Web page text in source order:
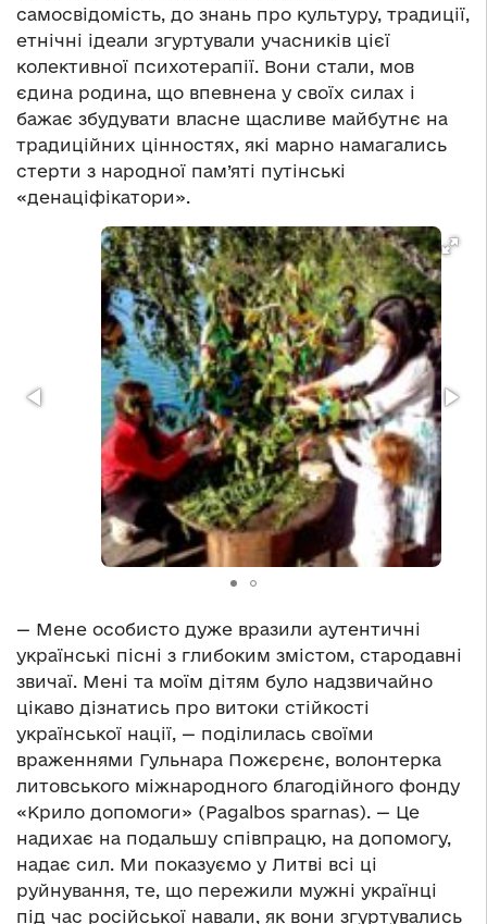
самосвідомість, до знань про культуру, традиції,
етнічні ідеали згуртували учасників цієї
колективної психотерапії. Вони стали, мов
єдина родина, що впевнена у своїх силах і
бажає збудувати власне щасливе майбутнє на
традиційних цінностях, які марно намагались
стерти з народної пам’яті путінські
«денаціфікатори».
— Мене особисто дуже вразили аутентичні
українські пісні з глибоким змістом, стародавні
звичаї. Мені та моїм дітям було надзвичайно
цікаво дізнатись про витоки стійкості
української нації, — поділилась своїми
враженнями Гульнара Пожєрєнє, волонтерка
литовського міжнародного благодійного фонду
«Крило допомоги» (Pagalbos sparnas). — Це
надихає на подальшу співпрацю, на допомогу,
надає сил. Ми показуємо у Литві всі ці
руйнування, те, що пережили мужні українці
під час російської навали, як вони згуртувались